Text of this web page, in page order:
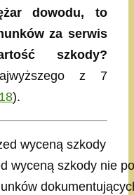
dowodu, to
za serwis
szkody?
z 7
).
wyceną szkody nie